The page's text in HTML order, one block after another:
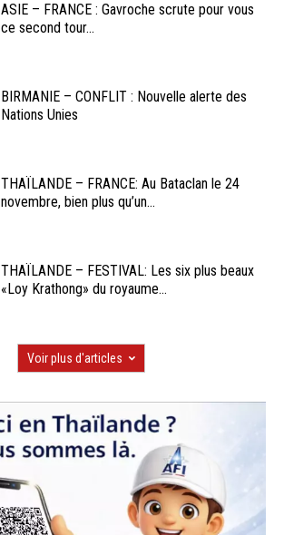
ASIE – FRANCE : Gavroche scrute pour vous
ce second tour...
BIRMANIE – CONFLIT : Nouvelle alerte des
Nations Unies
THAÏLANDE – FRANCE: Au Bataclan le 24
novembre, bien plus qu’un...
THAÏLANDE – FESTIVAL: Les six plus beaux
«Loy Krathong» du royaume...
Voir plus d'articles